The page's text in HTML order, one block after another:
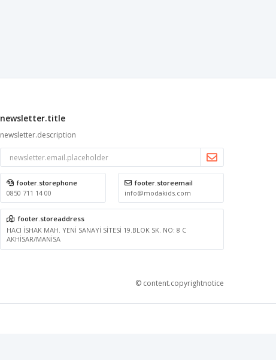
newsletter.title
newsletter.description
footer.storephone
0850 711 14 00
footer.storeemail
info@modakids.com
footer.storeaddress
HACI İSHAK MAH. YENİ SANAYİ SİTESİ 19.BLOK SK. NO: 8 C
AKHİSAR/MANİSA
© content.copyrightnotice